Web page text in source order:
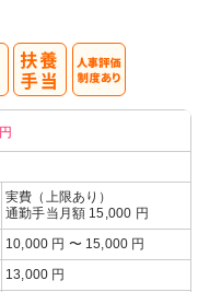
円
実費（上限あり）
通勤手当月額 15,000 円
10,000 円 〜 15,000 円
13,000 円